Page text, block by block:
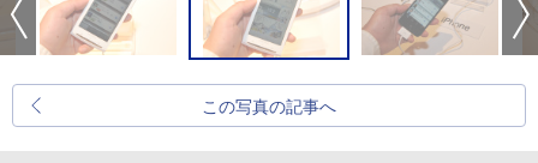
この写真の記事へ